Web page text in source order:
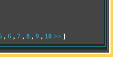
, 6 , 7 , 8 , 9 , 10 >> ]